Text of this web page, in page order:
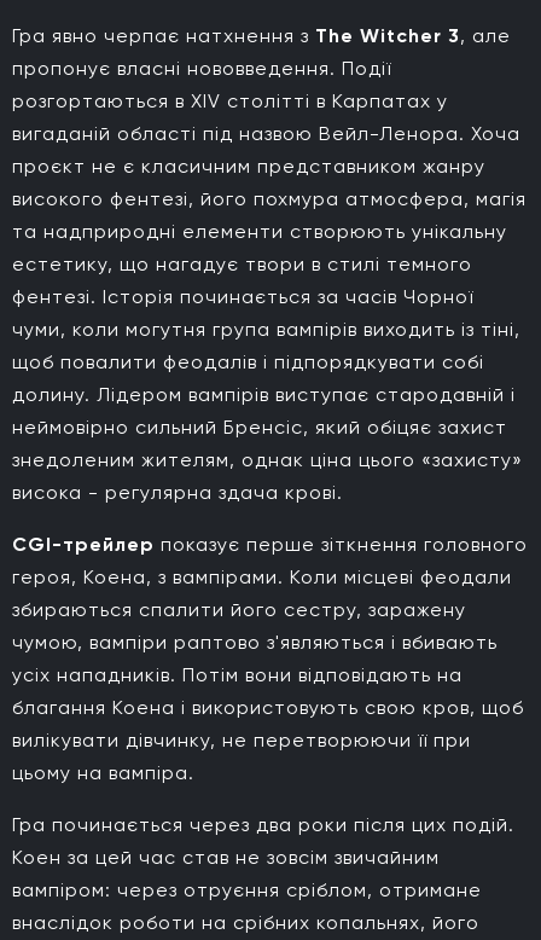
Гра явно черпає натхнення з The Witcher 3, але
пропонує власні нововведення. Події
розгортаються в XIV столітті в Карпатах у
вигаданій області під назвою Вейл-Ленора. Хоча
проєкт не є класичним представником жанру
високого фентезі, його похмура атмосфера, магія
та надприродні елементи створюють унікальну
естетику, що нагадує твори в стилі темного
фентезі. Історія починається за часів Чорної
чуми, коли могутня група вампірів виходить із тіні,
щоб повалити феодалів і підпорядкувати собі
долину. Лідером вампірів виступає стародавній і
неймовірно сильний Бренсіс, який обіцяє захист
знедоленим жителям, однак ціна цього «захисту»
висока - регулярна здача крові.
CGI-трейлер показує перше зіткнення головного
героя, Коена, з вампірами. Коли місцеві феодали
збираються спалити його сестру, заражену
чумою, вампіри раптово з'являються і вбивають
усіх нападників. Потім вони відповідають на
благання Коена і використовують свою кров, щоб
вилікувати дівчинку, не перетворюючи її при
цьому на вампіра.
Гра починається через два роки після цих подій.
Коен за цей час став не зовсім звичайним
вампіром: через отруєння сріблом, отримане
внаслідок роботи на срібних копальнях, його